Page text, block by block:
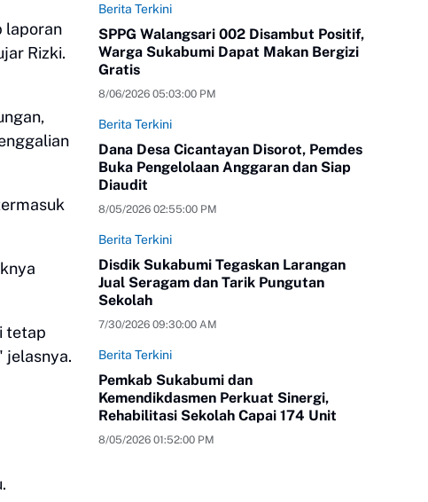
laporan
Rizki.
tetap
jelasnya.
Berita Terkini
SPPG Walangsari 002 Disambut Positif,
Warga Sukabumi Dapat Makan Bergizi
Gratis
8/06/2026 05:03:00 PM
Berita Terkini
Dana Desa Cicantayan Disorot, Pemdes
Buka Pengelolaan Anggaran dan Siap
Diaudit
8/05/2026 02:55:00 PM
Berita Terkini
Disdik Sukabumi Tegaskan Larangan
Jual Seragam dan Tarik Pungutan
Sekolah
7/30/2026 09:30:00 AM
Berita Terkini
Pemkab Sukabumi dan
Kemendikdasmen Perkuat Sinergi,
Rehabilitasi Sekolah Capai 174 Unit
8/05/2026 01:52:00 PM